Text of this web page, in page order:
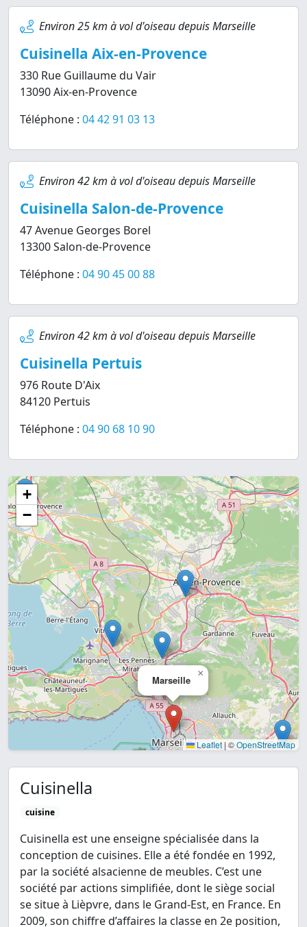
Environ 25 km à vol d'oiseau depuis Marseille
Cuisinella Aix-en-Provence
330 Rue Guillaume du Vair
13090 Aix-en-Provence
Téléphone : 04 42 91 03 13
Environ 42 km à vol d'oiseau depuis Marseille
Cuisinella Salon-de-Provence
47 Avenue Georges Borel
13300 Salon-de-Provence
Téléphone : 04 90 45 00 88
Environ 42 km à vol d'oiseau depuis Marseille
Cuisinella Pertuis
976 Route D'Aix
84120 Pertuis
Téléphone : 04 90 68 10 90
Marseille
×
+
−
Leaflet |©OpenStreetMap
Cuisinella
cuisine
Cuisinella est une enseigne spécialisée dans la
conception de cuisines. Elle a été fondée en 1992,
par la société alsacienne de meubles. C’est une
société par actions simplifiée, dont le siège social
se situe à Lièpvre, dans le Grand-Est, en France. En
2009, son chiffre d’affaires la classe en 2e position,